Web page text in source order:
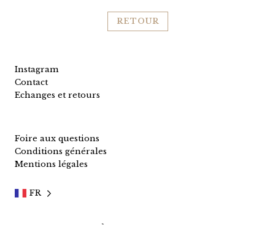
RETOUR
Instagram
Contact
Echanges et retours
Foire aux questions
Conditions générales
Mentions légales
FR